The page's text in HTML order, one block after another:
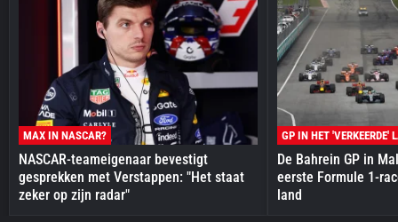
MAX IN NASCAR?
NASCAR-teameigenaar bevestigt
gesprekken met Verstappen: "Het staat
zeker op zijn radar"
GP IN HET 'VERKEERDE'
De Bahrein GP in
eerste Formule 1-
land